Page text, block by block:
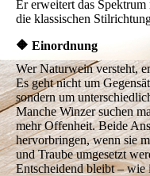
Er erweitert das
die klassischen
🔶 Einordnung
Wer Naturwein versteht,
Es geht nicht um
sondern um
Manche Winzer suchen
mehr Offenheit. Beide
hervorbringen, wenn sie
und Traube umgesetzt
Entscheidend bleibt – wie